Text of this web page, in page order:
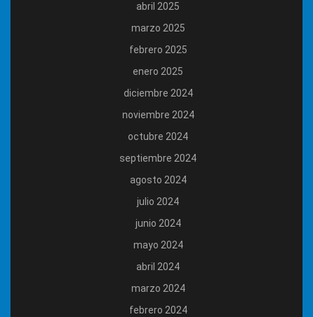
abril 2025
marzo 2025
febrero 2025
enero 2025
diciembre 2024
noviembre 2024
octubre 2024
septiembre 2024
agosto 2024
julio 2024
junio 2024
mayo 2024
abril 2024
marzo 2024
febrero 2024